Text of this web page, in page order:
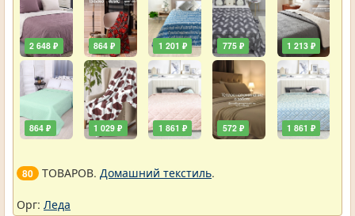
2 648 ₽
864 ₽
864 ₽
1 029 ₽
1 201 ₽
1 861 ₽
775 ₽
572 ₽
1 213 ₽
1 861 ₽
80 ТОВАРОВ. Домашний текстиль.
Орг: Леда